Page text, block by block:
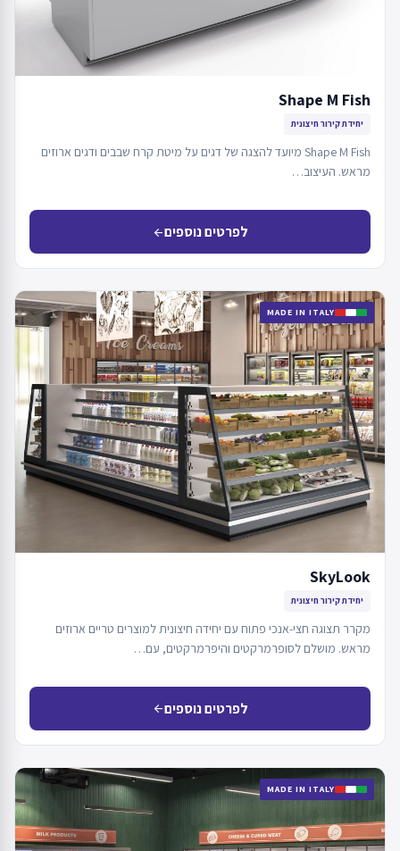
Shape M Fish
יחידת קירור חיצונית
Shape M Fish מיועד להצגה של דגים על מיטת קרח שבבים ודגים ארוזים
מראש. העיצוב…
לפרטים נוספיםarrow_back
MADE IN ITALY
SkyLook
יחידת קירור חיצונית
מקרר תצוגה חצי-אנכי פתוח עם יחידה חיצונית למוצרים טריים ארוזים
מראש. מושלם לסופרמרקטים והיפרמרקטים, עם…
לפרטים נוספיםarrow_back
MADE IN ITALY